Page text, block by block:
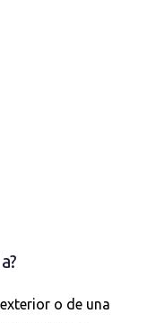
o de una